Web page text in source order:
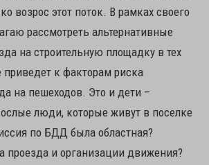
возрос этот поток. В рамках своего
рассмотреть альтернативные
на строительную площадку в тех
приведет к факторам риска
на пешеходов. Это и дети –
люди, которые живут в поселке
по БДД была областная?
проезда и организации движения?